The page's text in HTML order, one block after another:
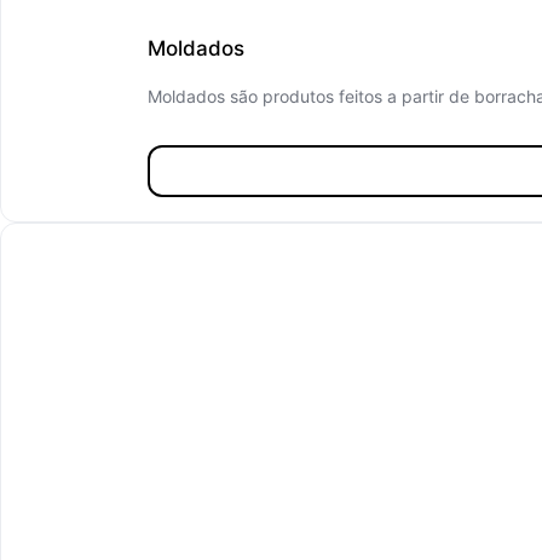
Moldados
Moldados são produtos feitos a partir de